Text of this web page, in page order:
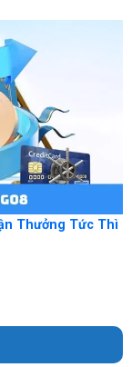
Thưởng Tức Thì